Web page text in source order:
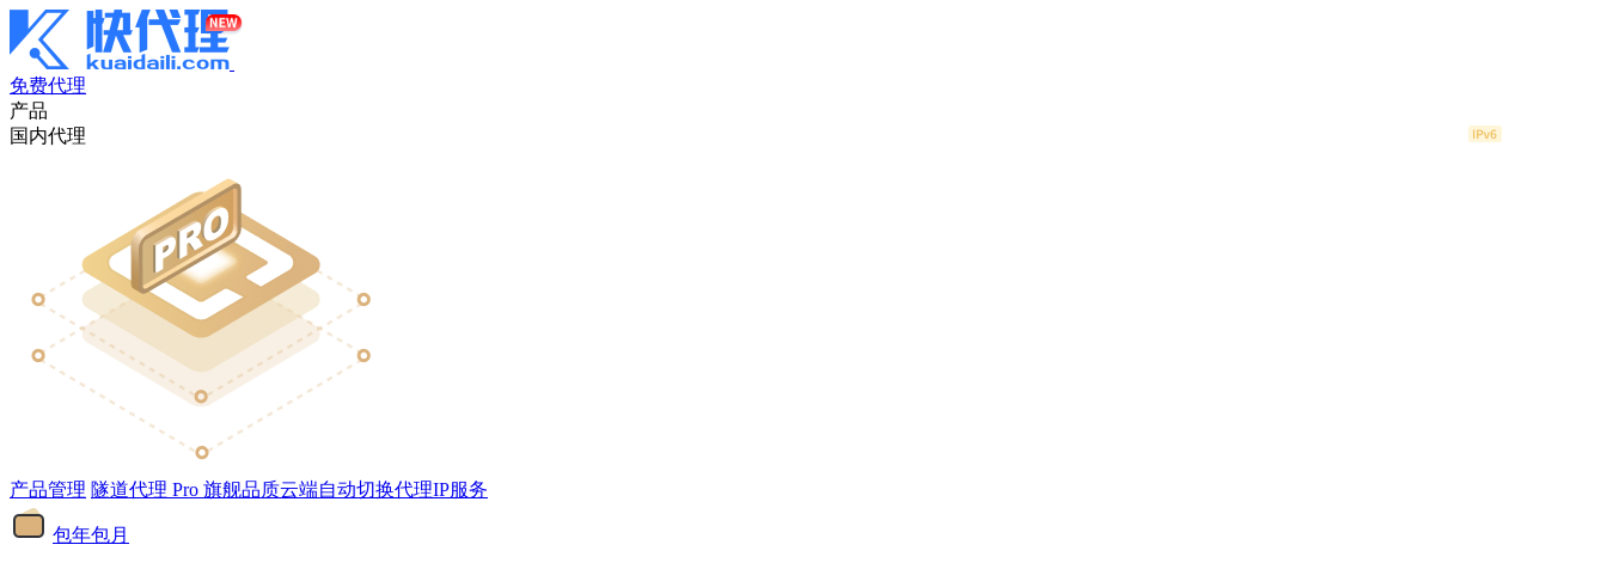
免费代理
产品
国内代理
产品管理 隧道代理 Pro 旗舰品质云端自动切换代理IP服务
包年包月